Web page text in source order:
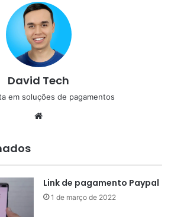
David Tech
em soluções de pagamentos
Link de pagamento Paypal
1 de março de 2022